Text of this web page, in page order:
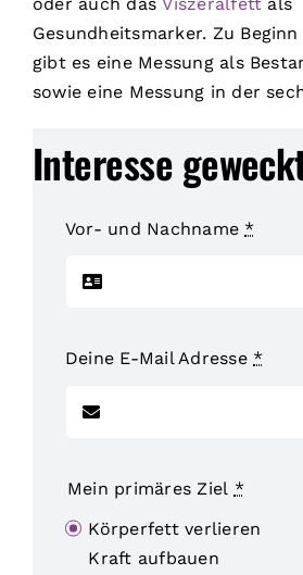
Gesundheitsmarker. Zu
gibt es eine Messung als
sowie eine Messung in der
Interesse
Vor- und Nachname *
Deine E-Mail Adresse *
Mein primäres Ziel *
Körperfett verlieren
Kraft aufbauen